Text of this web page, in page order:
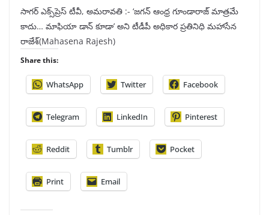
సాగర్ ఎక్స్‌ప్రెస్ టీవీ, అమరావతి :- ‘జగన్‌ ఆంధ్ర గూండారాజ్‌ మాత్రమే
కాదు… మాఫియా డాన్‌ కూడా’ అని టీడీపీ అధికార ప్రతినిధి మహాసేన
రాజేశ్‌(Mahasena Rajesh)
Share this:
WhatsApp Twitter Facebook
Telegram LinkedIn Pinterest
Reddit Tumblr Pocket
Print Email